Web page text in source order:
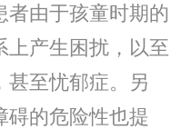
者由于孩童时期的
上产生困扰，以至
甚至忧郁症。另
碍的危险性也提